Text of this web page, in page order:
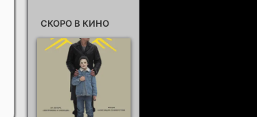
СКОРО В КИНО